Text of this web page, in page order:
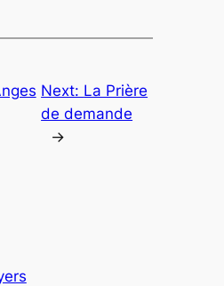
Next: La Prière
de demande
→